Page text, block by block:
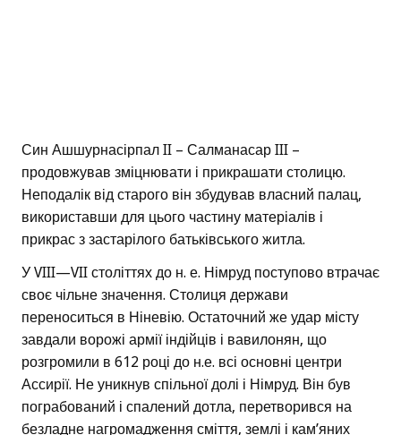
Син Ашшурнасірпал II – Салманасар III –
продовжував зміцнювати і прикрашати столицю.
Неподалік від старого він збудував власний палац,
використавши для цього частину матеріалів і
прикрас з застарілого батьківського житла.
У VIII—VII століттях до н. е. Німруд поступово втрачає
своє чільне значення. Столиця держави
переноситься в Ніневію. Остаточний же удар місту
завдали ворожі армії індійців і вавилонян, що
розгромили в 612 році до н.е. всі основні центри
Ассирії. Не уникнув спільної долі і Німруд. Він був
пограбований і спалений дотла, перетворився на
безладне нагромадження сміття, землі і кам’яних